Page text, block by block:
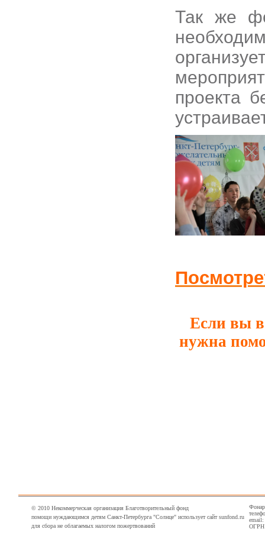
Так же
проекта
Если вы
нужна
© 2010 Некоммерческая организация Благотворительный фонд
помощи нуждающимся детям Санкт-Петербурга "Солнце" использует сайт sunfond.ru
для сбора не облагаемых налогом пожертвований
email:
ОГРН